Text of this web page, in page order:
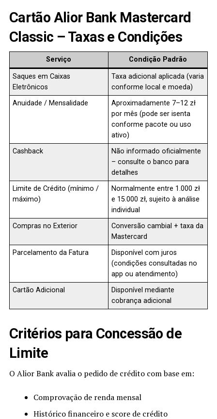
Cartão Alior Bank Mastercard
Classic – Taxas e Condições
Serviço Condição Padrão
Saques em Caixas
Eletrônicos
Taxa adicional aplicada (varia
conforme local e moeda)
Anuidade / Mensalidade
Aproximadamente 7–12 zł
por mês (pode ser isenta
conforme pacote ou uso
ativo)
Cashback
Não informado oficialmente
– consulte o banco para
detalhes
Limite de Crédito (mínimo /
máximo)
Normalmente entre 1.000 zł
e 15.000 zł, sujeito à análise
individual
Compras no Exterior
Conversão cambial + taxa da
Mastercard
Parcelamento da Fatura
Disponível com juros
(condições consultadas no
app ou atendimento)
Cartão Adicional
Disponível mediante
cobrança adicional
Critérios para Concessão de
Limite
O Alior Bank avalia o pedido de crédito com base em:
Comprovação de renda mensal
Histórico financeiro e score de crédito